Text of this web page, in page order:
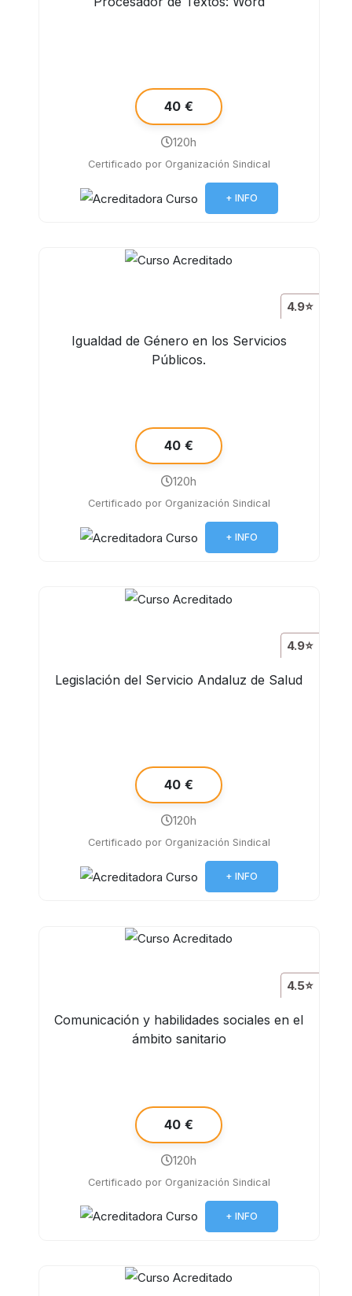
40 €
120h
Certificado por Organización Sindical
+ INFO
4.9⭐
Igualdad de Género en los Servicios
Públicos.
40 €
120h
Certificado por Organización Sindical
+ INFO
4.9⭐
Legislación del Servicio Andaluz de Salud
40 €
120h
Certificado por Organización Sindical
+ INFO
4.5⭐
Comunicación y habilidades sociales en el
ámbito sanitario
40 €
120h
Certificado por Organización Sindical
+ INFO